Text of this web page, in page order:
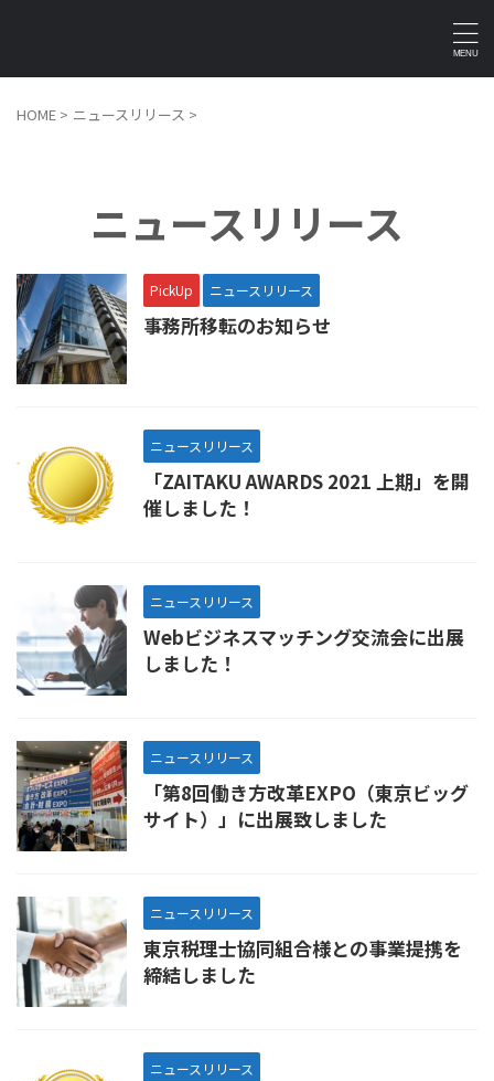
HOME > ニュースリリース >
ニュースリリース
PickUp ニュースリリース
事務所移転のお知らせ
ニュースリリース
「ZAITAKU AWARDS 2021 上期」を開
催しました！
ニュースリリース
Webビジネスマッチング交流会に出展
しました！
ニュースリリース
「第8回働き方改革EXPO（東京ビッグ
サイト）」に出展致しました
ニュースリリース
東京税理士協同組合様との事業提携を
締結しました
ニュースリリース